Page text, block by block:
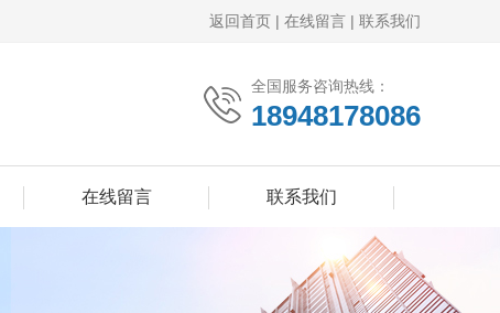
返回首页 | 在线留言 | 联系我们
全国服务咨询热线：
18948178086
在线留言 联系我们